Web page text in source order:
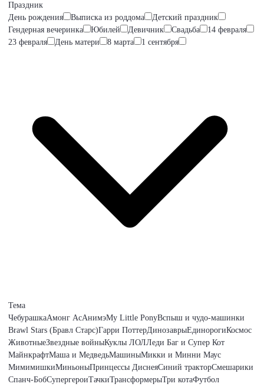
Праздник
День рождения
Выписка из роддома
Детский праздник
Гендерная вечеринка
Юбилей Девичник Свадьба
14 февраля
23 февраля
День матери 8 марта 1 сентября
Тема
ЧебурашкаАмонг АсАнимэMy Little PonyВспыш и чудо-машинки
Brawl Stars (Бравл Старс)Гарри ПоттерДинозаврыЕдинорогиКосмос
ЖивотныеЗвездные войныКуклы ЛОЛЛеди Баг и Супер Кот
МайнкрафтМаша и МедведьМашиныМикки и Минни Маус
МимимишкиМиньоныПринцессы ДиснеяСиний тракторСмешарики
Спанч-БобСупергероиТачкиТрансформерыТри котаФутбол